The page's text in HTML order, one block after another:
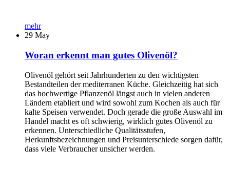
mehr
29 May
Woran erkennt man gutes Olivenöl?
Olivenöl gehört seit Jahrhunderten zu den wichtigsten
Bestandteilen der mediterranen Küche. Gleichzeitig hat sich
das hochwertige Pflanzenöl längst auch in vielen anderen
Ländern etabliert und wird sowohl zum Kochen als auch für
kalte Speisen verwendet. Doch gerade die große Auswahl im
Handel macht es oft schwierig, wirklich gutes Olivenöl zu
erkennen. Unterschiedliche Qualitätsstufen,
Herkunftsbezeichnungen und Preisunterschiede sorgen dafür,
dass viele Verbraucher unsicher werden.